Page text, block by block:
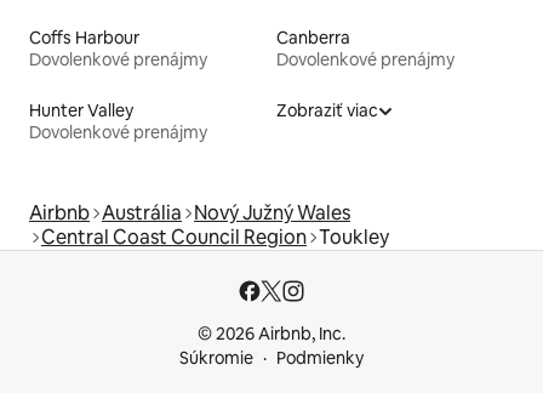
Coffs Harbour
Dovolenkové prenájmy
Canberra
Dovolenkové prenájmy
Hunter Valley
Dovolenkové prenájmy
Zobraziť viac
Airbnb Austrália Nový Južný Wales
Central Coast Council Region Toukley
© 2026 Airbnb, Inc.
Súkromie
Podmienky